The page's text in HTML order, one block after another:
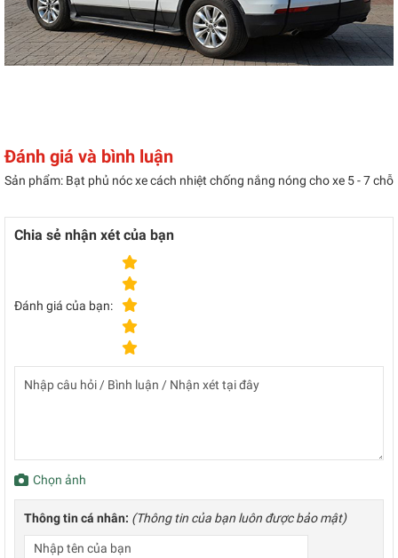
Đánh giá và bình luận
Sản phẩm: Bạt phủ nóc xe cách nhiệt chống nắng nóng cho xe 5 - 7 chỗ
Chia sẻ nhận xét của bạn
Đánh giá của bạn:
Chọn ảnh
Thông tin cá nhân: (Thông tin của bạn luôn được bảo mật)